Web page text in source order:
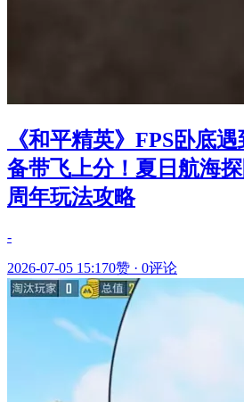
《和平精英》FPS卧底
备带飞上分！夏日航海
周年玩法攻略
-
2026-07-05 15:170赞 · 0评论